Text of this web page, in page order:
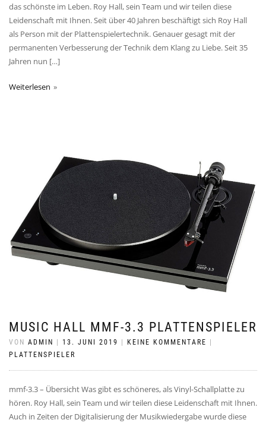
das schönste im Leben. Roy Hall, sein Team und wir teilen diese
Leidenschaft mit Ihnen. Seit über 40 Jahren beschäftigt sich Roy Hall
als Person mit der Plattenspielertechnik. Genauer gesagt mit der
permanenten Verbesserung der Technik dem Klang zu Liebe. Seit 35
Jahren nun […]
Weiterlesen
MUSIC HALL MMF-3.3 PLATTENSPIELER
VON ADMIN 13. JUNI 2019 KEINE KOMMENTARE
PLATTENSPIELER
mmf-3.3 – Übersicht Was gibt es schöneres, als Vinyl-Schallplatte zu
hören. Roy Hall, sein Team und wir teilen diese Leidenschaft mit Ihnen.
Auch in Zeiten der Digitalisierung der Musikwiedergabe wurde diese